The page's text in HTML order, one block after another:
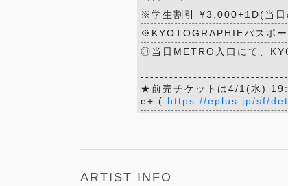
※学生割引 ¥3,000+1D(当
※KYOTOGRAPHIEパスポ
◎当日METRO入口にて、
★前売チケットは4/1(水)
e+ ( https://eplus.jp/sf/
ARTIST INFO